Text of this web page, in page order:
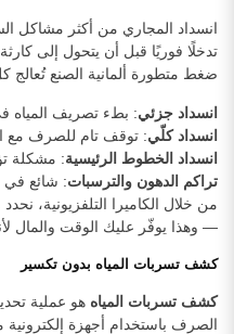
انسداد المجاري من أكثر مشاكل
تدخلًا فوريًا قبل أن يتحول إلى
ضغط متطورة ألمانية الصنع تُعالج
انسداد جزئي: بطء تصريف المياه
انسداد كلّي: توقف تام للصرف مع
انسداد الخطوط الرئيسية: مشكلة
تراكم الدهون والترسبات: شائع في
من خلال الكاميرا التلفزيونية،
— وهذا يوفّر عليك الوقت والمال
كشف تسربات المياه بدون تكسير
كشف تسربات المياه هو عملية
الصرف باستخدام أجهزة